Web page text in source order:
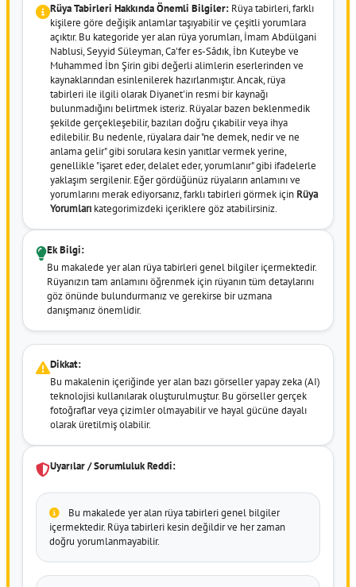
Rüya Tabirleri Hakkında Önemli Bilgiler: Rüya tabirleri, farklı
kişilere göre değişik anlamlar taşıyabilir ve çeşitli yorumlara
açıktır. Bu kategoride yer alan rüya yorumları, İmam Abdülgani
Nablusi, Seyyid Süleyman, Ca'fer es-Sâdık, İbn Kuteybe ve
Muhammed İbn Şirin gibi değerli alimlerin eserlerinden ve
kaynaklarından esinlenilerek hazırlanmıştır. Ancak, rüya
tabirleri ile ilgili olarak Diyanet'in resmi bir kaynağı
bulunmadığını belirtmek isteriz. Rüyalar bazen beklenmedik
şekilde gerçekleşebilir, bazıları doğru çıkabilir veya ihya
edilebilir. Bu nedenle, rüyalara dair "ne demek, nedir ve ne
anlama gelir" gibi sorulara kesin yanıtlar vermek yerine,
genellikle "işaret eder, delalet eder, yorumlanır" gibi ifadelerle
yaklaşım sergilenir. Eğer gördüğünüz rüyaların anlamını ve
yorumlarını merak ediyorsanız, farklı tabirleri görmek için Rüya
Yorumları kategorimizdeki içeriklere göz atabilirsiniz.
Ek Bilgi:
Bu makalede yer alan rüya tabirleri genel bilgiler içermektedir.
Rüyanızın tam anlamını öğrenmek için rüyanın tüm detaylarını
göz önünde bulundurmanız ve gerekirse bir uzmana
danışmanız önemlidir.
Dikkat:
Bu makalenin içeriğinde yer alan bazı görseller yapay zeka (AI)
teknolojisi kullanılarak oluşturulmuştur. Bu görseller gerçek
fotoğraflar veya çizimler olmayabilir ve hayal gücüne dayalı
olarak üretilmiş olabilir.
Uyarılar / Sorumluluk Reddi:
Bu makalede yer alan rüya tabirleri genel bilgiler
içermektedir. Rüya tabirleri kesin değildir ve her zaman
doğru yorumlanmayabilir.